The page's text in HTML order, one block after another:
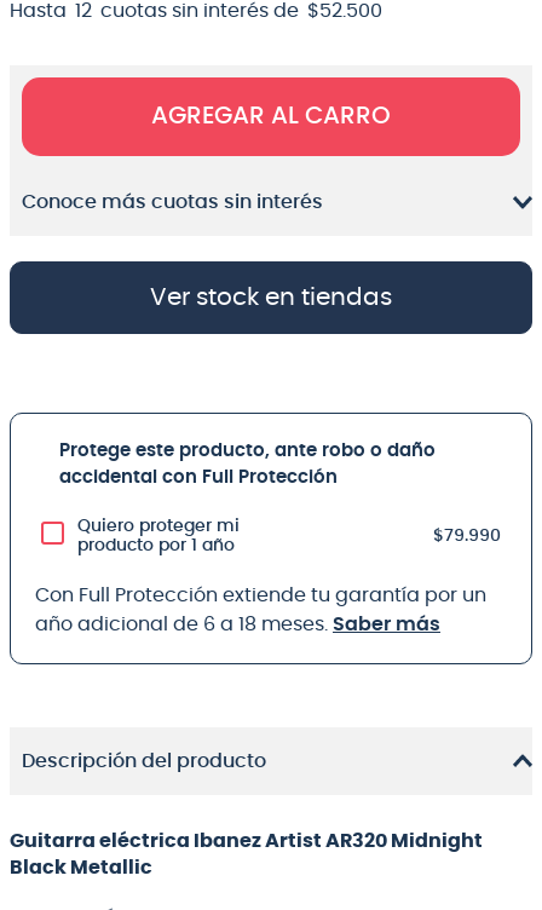
Hasta 12 cuotas sin interés de $52 500
AGREGAR AL CARRO
Conoce más cuotas sin interés
Ver stock en tiendas
Protege este producto, ante robo o daño
accidental con Full Protección
Quiero proteger mi
producto por 1 año
$79.990
Con Full Protección extiende tu garantía por un
año adicional de 6 a 18 meses. Saber más
Descripción del producto
Guitarra eléctrica Ibanez Artist AR320 Midnight
Black Metallic